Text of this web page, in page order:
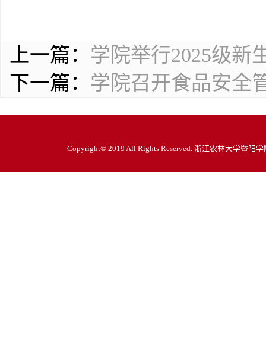
上一篇： 学院举行2025级新
下一篇： 学院召开食品安全
Copyright© 2019 All Rights Reserved. 浙江农林大学暨